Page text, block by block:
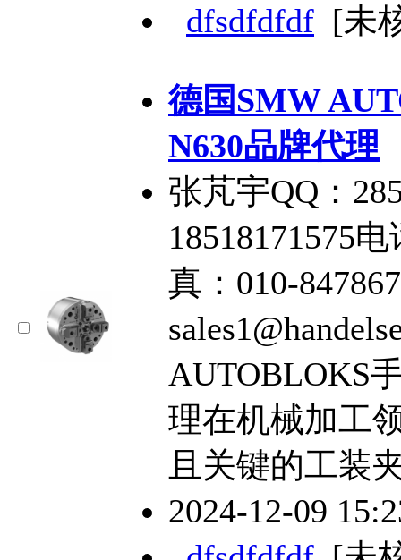
dfsdfdfdf [未
德国SMW
N630品牌代理
张芃宇QQ：
18518171575
真：010-
AUTOBLOKS
理在机械加工
且关键的工装
2024-12-09